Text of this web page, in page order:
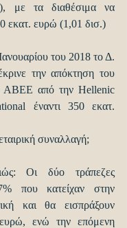
με τα διαθέσιμα να
εκατ. ευρώ (1,01 δισ.)
του 2018 το Δ.
την απόκτηση του
ΑΒΕΕ από την Hellenic
έναντι 350 εκατ.
συναλλαγή;
Οι δύο τράπεζες
που κατείχαν στην
και θα εισπράξουν
ενώ την επόμενη